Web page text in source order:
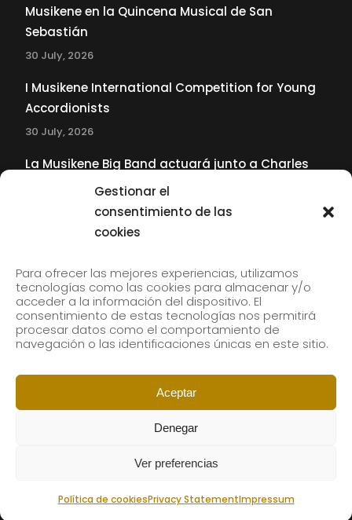
Gestionar el
consentimiento de las
cookies
Para ofrecer las mejores experiencias, utilizamos
tecnologías como las cookies para almacenar y/o
acceder a la información del dispositivo. El
consentimiento de estas tecnologías nos permitirá
procesar datos como el comportamiento de
navegación o las identificaciones únicas en este sitio.
Aceptar
Denegar
Ver preferencias
Política de cookiesPrivacy StatementImpressum
Musikene en la Quincena Musical de San
Sebastián
30 July, 2026
I Musikene International Competition for Young
Accordionists
30 July, 2026
La Musikene Big Band actuará junto a Charles
Tolliver en el 61 Jazzaldia
Subscribe to our newsletter to receive our news by
email.